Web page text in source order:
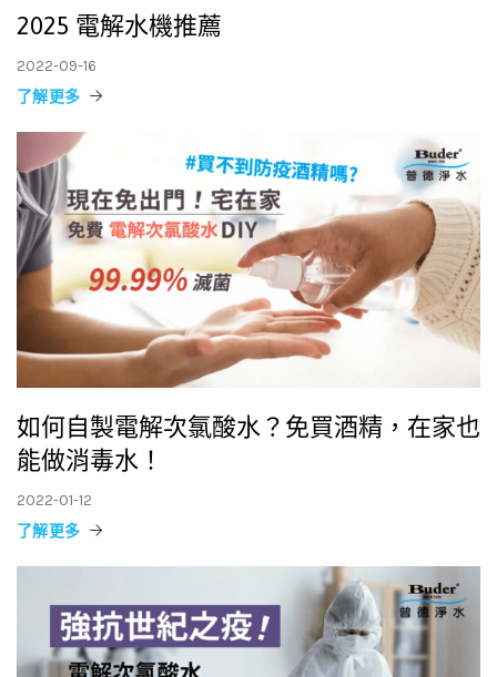
2025 電解水機推薦
2022-09-16
了解更多
如何自製電解次氯酸水？免買酒精，在家也
能做消毒水！
2022-01-12
了解更多